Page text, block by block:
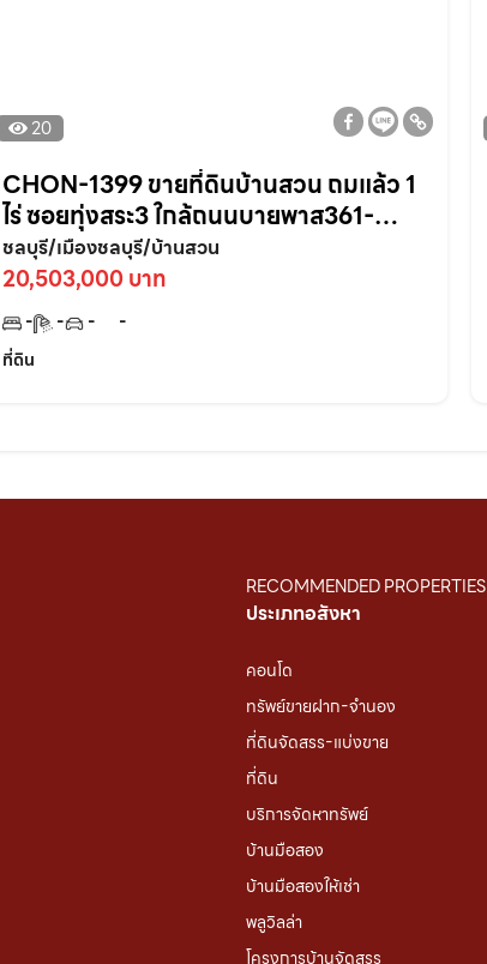
20
CHON-1399 ขายที่ดินบ้านสวน ถมแล้ว 1
ไร่ ซอยทุ่งสระ3 ใกล้ถนนบายพาส361-
950เมตร อ.เมืองชลบุรี
ชลบุรี/เมืองชลบุรี/บ้านสวน
20,503,000 บาท
- - -
-
ที่ดิน
RECOMMENDED PROPERTIES
ประเภทอสังหา
คอนโด
ทรัพย์ขายฝาก-จำนอง
ที่ดินจัดสรร-แบ่งขาย
ที่ดิน
บริการจัดหาทรัพย์
บ้านมือสอง
บ้านมือสองให้เช่า
พลูวิลล่า
โครงการบ้านจัดสรร